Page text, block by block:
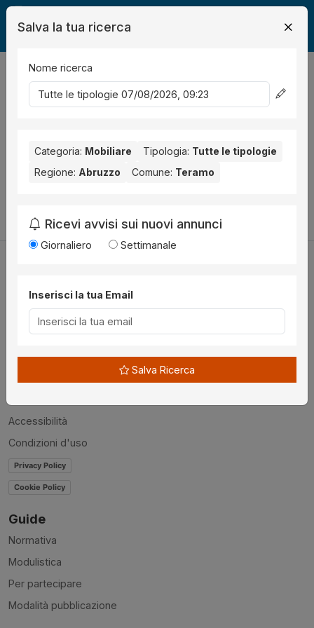
Legalmente Mobili
risultati Ordina per
risultato per la Provincia selezionata:Teramo.
Prova a modificare i parametri di ricerca:
Utilità
Chi siamo
Disclaimer
Accessibilità
Condizioni d'uso
Privacy Policy
Cookie Policy
Guide
Normativa
Modulistica
Per partecipare
Modalità pubblicazione
Salva la tua ricerca
Nome ricerca
Categoria: Mobiliare Tipologia: Tutte le tipologie
Regione: Abruzzo Comune: Teramo
Ricevi avvisi sui nuovi annunci
Giornaliero Settimanale
Inserisci la tua Email
Salva Ricerca